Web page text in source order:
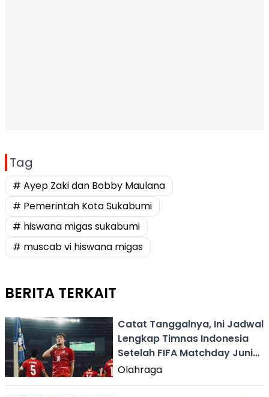
Tag
# Ayep Zaki dan Bobby Maulana
# Pemerintah Kota Sukabumi
# hiswana migas sukabumi
# muscab vi hiswana migas
BERITA TERKAIT
Catat Tanggalnya, Ini Jadwal
Lengkap Timnas Indonesia
Setelah FIFA Matchday Juni
2026
Olahraga